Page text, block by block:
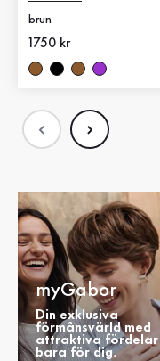
brun
Nytt pris
1750 kr
myGabor
Din exklusiva
förmånsvärld med
attraktiva fördelar
bara för dig.